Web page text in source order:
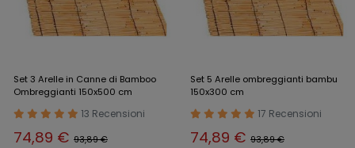
Set 3 Arelle in Canne di Bamboo
Ombreggianti 150x500 cm
13 Recensioni
74,89 € 93,89 €
Set 5 Arelle ombreggianti bambu
150x300 cm
17 Recensioni
74,89 € 93,89 €